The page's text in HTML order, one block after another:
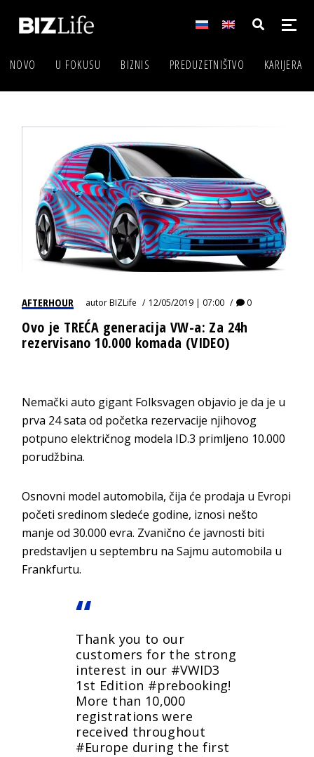
NOVO U FOKUSU BIZNIS PREDUZETNIŠTVO KARIJERA
AFTERHOUR autorBIZLife 12/05/2019 | 07:00 0
Ovo je TREĆA generacija VW-a: Za 24h
rezervisano 10.000 komada (VIDEO)
Nemački auto gigant Folksvagen objavio je da je u
prva 24 sata od početka rezervacije njihovog
potpuno električnog modela ID.3 primljeno 10.000
porudžbina.
Osnovni model automobila, čija će prodaja u Evropi
početi sredinom sledeće godine, iznosi nešto
manje od 30.000 evra. Zvanično će javnosti biti
predstavljen u septembru na Sajmu automobila u
Frankfurtu.
Thank you to our
customers for the strong
interest in our #VWID3
1st Edition #prebooking!
More than 10,000
registrations were
received throughout
#Europe during the first